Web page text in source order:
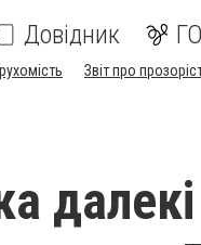
Довідник
Звіт про